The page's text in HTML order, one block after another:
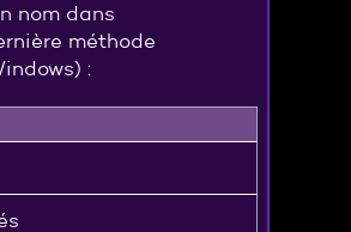
nom dans
méthode
: